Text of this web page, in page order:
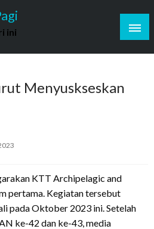
ini
Menyuskseskan
KTT Archipelagic and
pertama. Kegiatan tersebut
pada Oktober 2023 ini. Setelah
ke-42 dan ke-43, media